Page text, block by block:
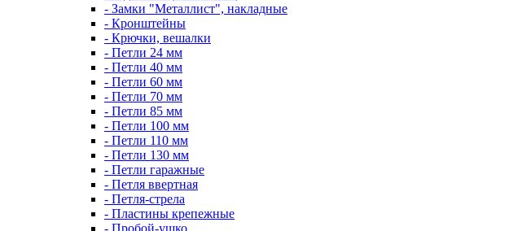
- Замки "Металлист", накладные
- Кронштейны
- Крючки, вешалки
- Петли 24 мм
- Петли 40 мм
- Петли 60 мм
- Петли 70 мм
- Петли 85 мм
- Петли 100 мм
- Петли 110 мм
- Петли 130 мм
- Петли гаражные
- Петля ввертная
- Петля-стрела
- Пластины крепежные
- Пробой-ушко